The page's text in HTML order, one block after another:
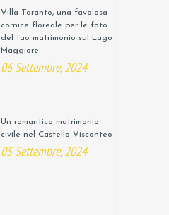
Villa Taranto, una favolosa
cornice floreale per le foto
del tuo matrimonio sul Lago
Maggiore
06 Settembre, 2024
Un romantico matrimonio
civile nel Castello Visconteo
05 Settembre, 2024